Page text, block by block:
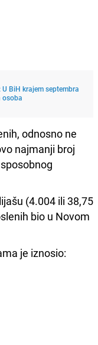
BiH krajem septembra
osoba
odnosno ne
najmanji broj
(4.004 ili 38,75
bio u Novom
je iznosio: